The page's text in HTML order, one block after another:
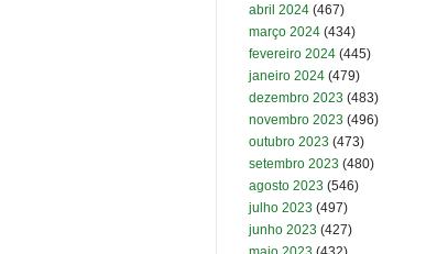
abril 2024 (467)
março 2024 (434)
fevereiro 2024 (445)
janeiro 2024 (479)
dezembro 2023 (483)
novembro 2023 (496)
outubro 2023 (473)
setembro 2023 (480)
agosto 2023 (546)
julho 2023 (497)
junho 2023 (427)